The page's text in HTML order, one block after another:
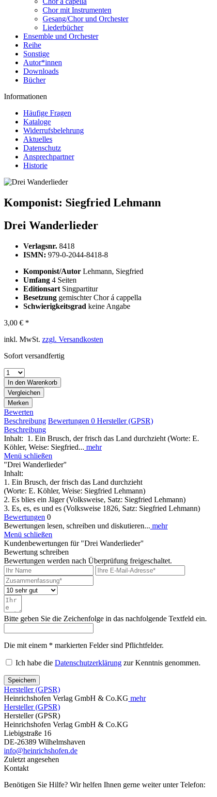
Chor mit Instrumenten
Gesang/Chor und Orchester
Liederbücher
Ensemble und Orchester
Reihe
Sonstige
Autor*innen
Downloads
Bücher
Informationen
Häufige Fragen
Kataloge
Widerrufsbelehrung
Aktuelles
Datenschutz
Ansprechpartner
Historie
Komponist: Siegfried Lehmann
Drei Wanderlieder
Verlagsnr. 8418
ISMN: 979-0-2044-8418-8
Komponist/Autor Lehmann, Siegfried
Umfang 4 Seiten
Editionsart Singpartitur
Besetzung gemischter Chor á cappella
Schwierigkeitsgrad keine Angabe
3,00 € *
inkl. MwSt. zzgl. Versandkosten
Sofort versandfertig
In den Warenkorb
Vergleichen
Merken
Bewerten
Beschreibung Bewertungen 0 Hersteller (GPSR)
Beschreibung
Inhalt: 1. Ein Brusch, der frisch das Land durchzieht (Worte: E.
Köhler, Weise: Siegfried... mehr
Menü schließen
"Drei Wanderlieder"
Inhalt:
1. Ein Brusch, der frisch das Land durchzieht
(Worte: E. Köhler, Weise: Siegfried Lehmann)
2. Es blies ein Jäger (Volksweise, Satz: Siegfried Lehmann)
3. Es, es, es und es (Volksweise 1826, Satz: Siegfried Lehmann)
Bewertungen 0
Bewertungen lesen, schreiben und diskutieren... mehr
Menü schließen
Kundenbewertungen für "Drei Wanderlieder"
Bewertung schreiben
Bewertungen werden nach Überprüfung freigeschaltet.
Bitte geben Sie die Zeichenfolge in das nachfolgende Textfeld ein.
Die mit einem * markierten Felder sind Pflichtfelder.
Ich habe die Datenschutzerklärung zur Kenntnis genommen.
Speichern
Hersteller (GPSR)
Heinrichshofen Verlag GmbH & Co.KG mehr
Hersteller (GPSR)
Hersteller (GPSR)
Heinrichshofen Verlag GmbH & Co.KG
Liebigstraße 16
DE-26389 Wilhelmshaven
info@heinrichshofen.de
Zuletzt angesehen
Kontakt
Benötigen Sie Hilfe? Wir helfen Ihnen gerne weiter unter Telefon: